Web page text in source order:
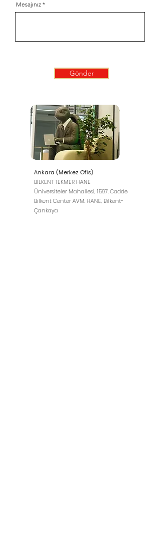
Mesajınız
Gönder
Ankara (Merkez Ofis)
BİLKENT TEKMER HANE
Üniversiteler Mahallesi, 1597. Cadde
Bilkent Center AVM. HANE, Bilkent-
Çankaya